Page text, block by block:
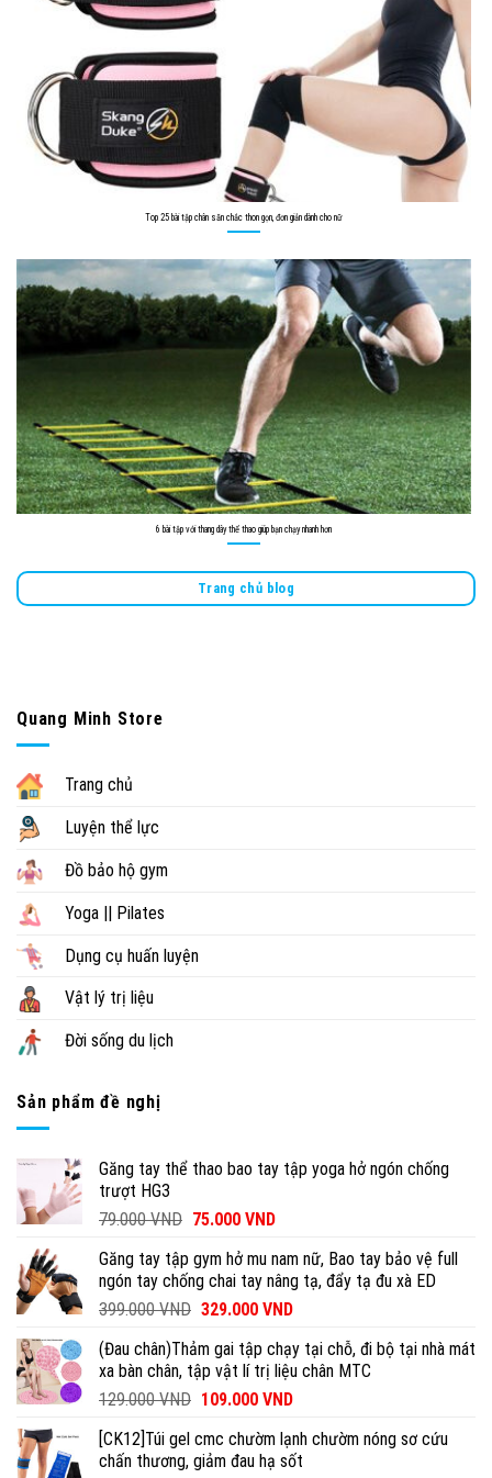
Top 25 bài tập chân săn chắc thon gọn, đơn giản dành cho nữ
6 bài tập với thang dây thể thao giúp bạn chạy nhanh hơn
Trang chủ blog
Quang Minh Store
Trang chủ
Luyện thể lực
Đồ bảo hộ gym
Yoga || Pilates
Dụng cụ huấn luyện
Vật lý trị liệu
Đời sống du lịch
Sản phẩm đề nghị
Găng tay thể thao bao tay tập yoga hở ngón chống
trượt HG3
79.000VND 75.000 VND
Găng tay tập gym hở mu nam nữ, Bao tay bảo vệ full
ngón tay chống chai tay nâng tạ, đẩy tạ đu xà ED
399.000VND 329.000 VND
(Đau chân)Thảm gai tập chạy tại chỗ, đi bộ tại nhà mát
xa bàn chân, tập vật lí trị liệu chân MTC
129.000VND 109.000 VND
[CK12]Túi gel cmc chườm lạnh chườm nóng sơ cứu
chấn thương, giảm đau hạ sốt